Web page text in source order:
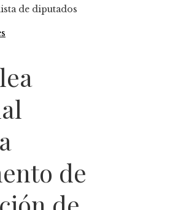
de diputados
de